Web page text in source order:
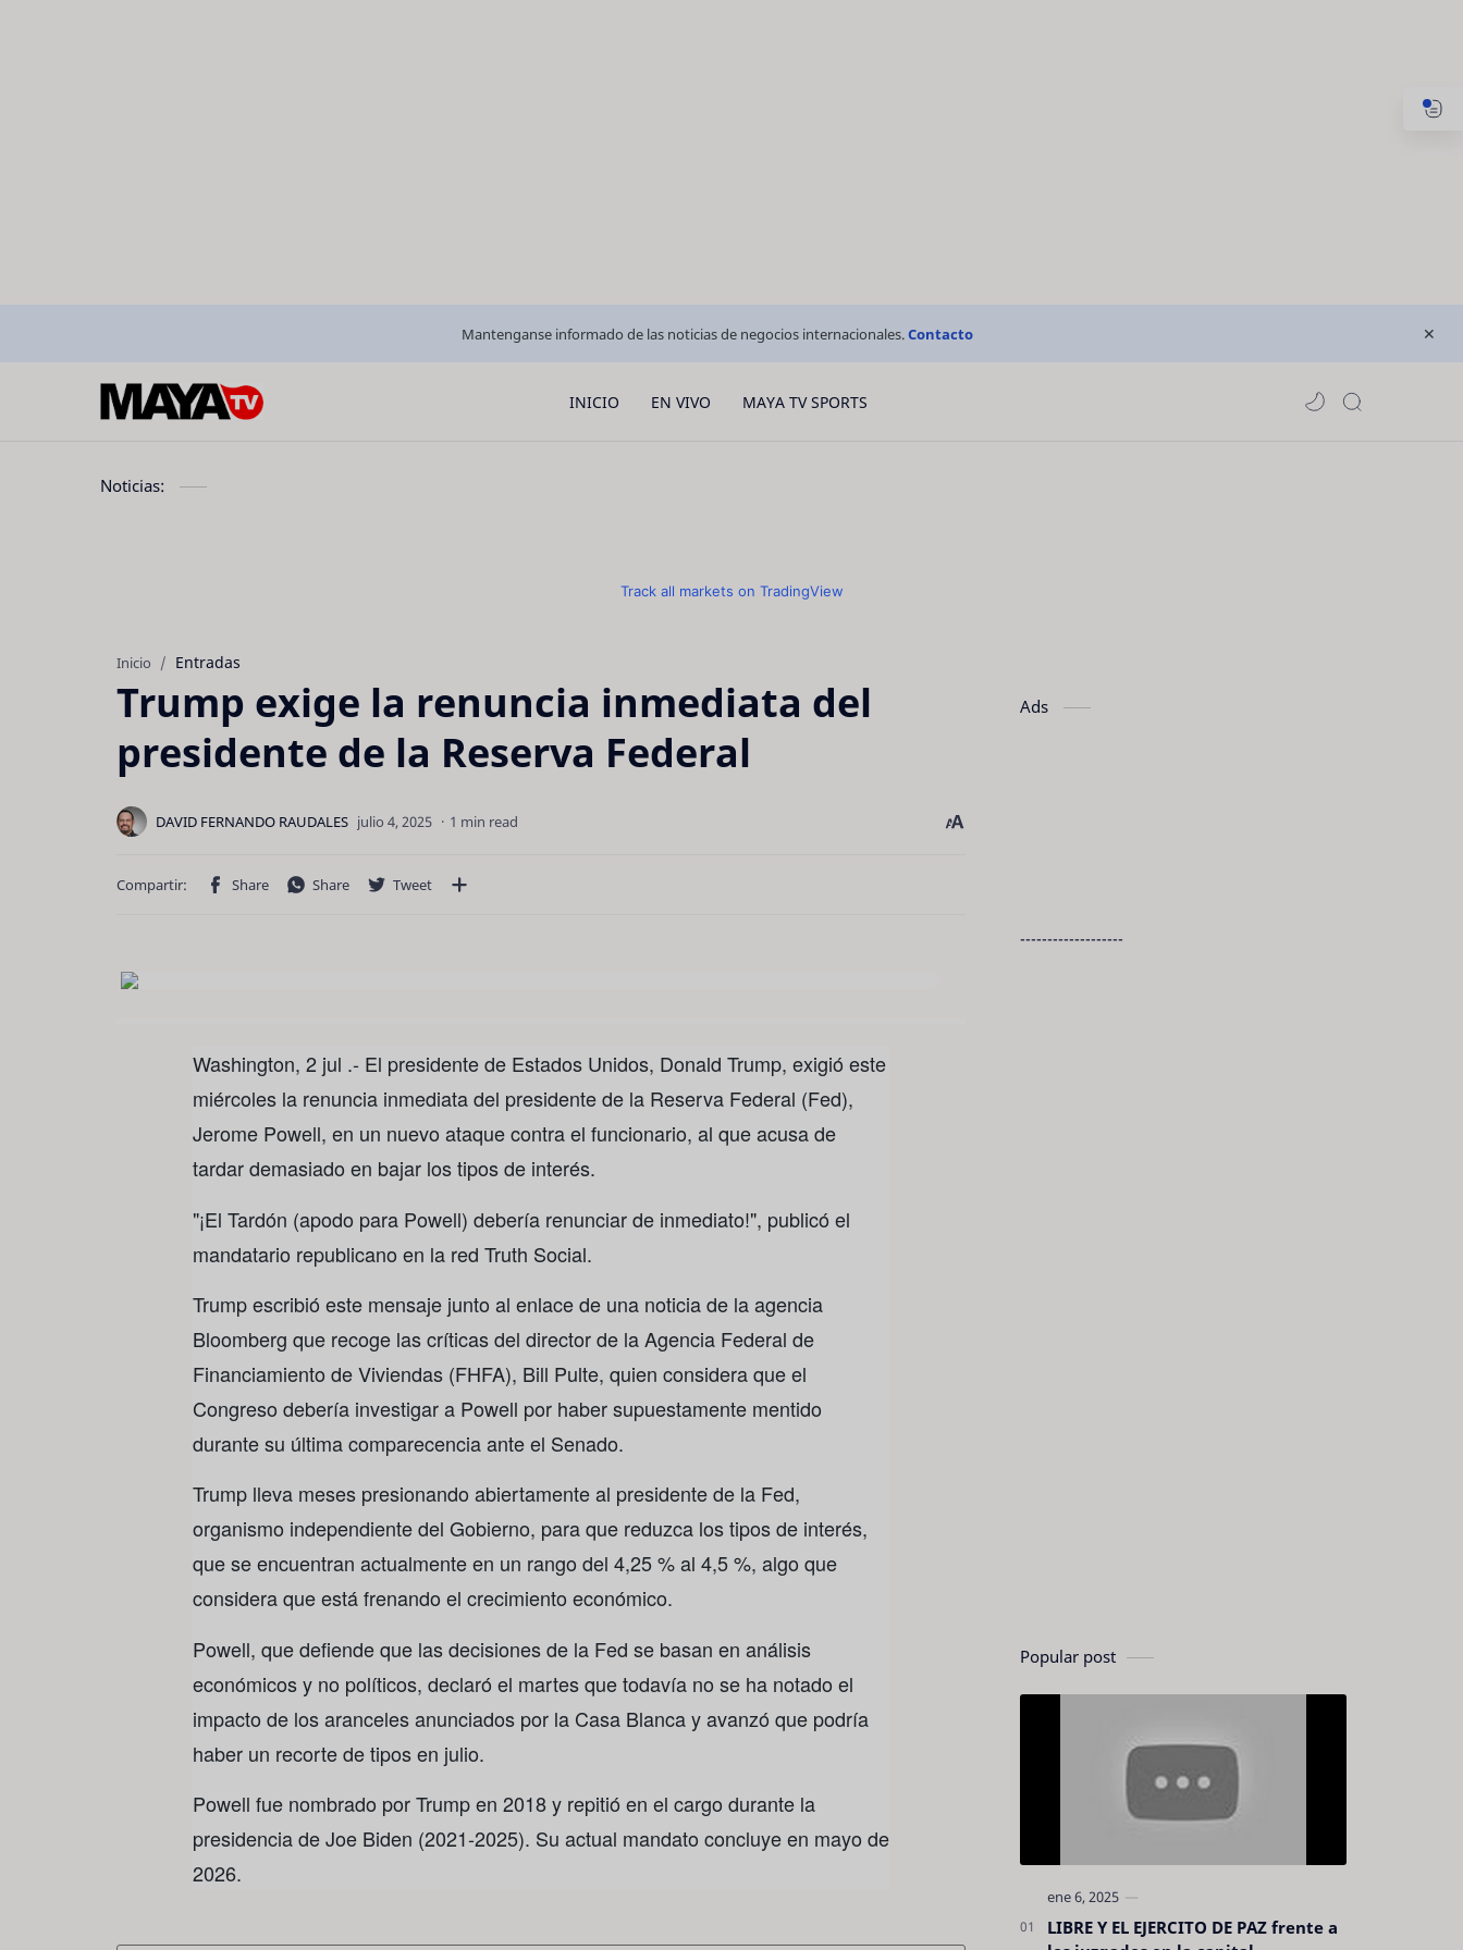
Mantenganse informado de las noticias de negocios internacionales.Contacto
INICIO EN VIVO MAYA TV SPORTS
Noticias:
Track all markets on TradingView
Inicio Entradas
Trump exige la renuncia inmediata del
presidente de la Reserva Federal
1 min read
Washington, 2 jul .- El presidente de Estados Unidos, Donald Trump, exigió este
miércoles la renuncia inmediata del presidente de la Reserva Federal (Fed),
Jerome Powell, en un nuevo ataque contra el funcionario, al que acusa de
tardar demasiado en bajar los tipos de interés.
"¡El Tardón (apodo para Powell) debería renunciar de inmediato!", publicó el
mandatario republicano en la red Truth Social.
Trump escribió este mensaje junto al enlace de una noticia de la agencia
Bloomberg que recoge las críticas del director de la Agencia Federal de
Financiamiento de Viviendas (FHFA), Bill Pulte, quien considera que el
Congreso debería investigar a Powell por haber supuestamente mentido
durante su última comparecencia ante el Senado.
Trump lleva meses presionando abiertamente al presidente de la Fed,
organismo independiente del Gobierno, para que reduzca los tipos de interés,
que se encuentran actualmente en un rango del 4,25 % al 4,5 %, algo que
considera que está frenando el crecimiento económico.
Powell, que defiende que las decisiones de la Fed se basan en análisis
económicos y no políticos, declaró el martes que todavía no se ha notado el
impacto de los aranceles anunciados por la Casa Blanca y avanzó que podría
haber un recorte de tipos en julio.
Powell fue nombrado por Trump en 2018 y repitió en el cargo durante la
presidencia de Joe Biden (2021-2025). Su actual mandato concluye en mayo de
2026.
Ads
-------------------
Popular post
LIBRE Y EL EJERCITO DE PAZ frente a